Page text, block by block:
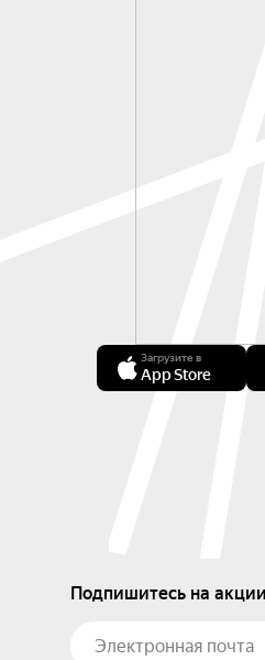
Загрузите в
App Store
Подпишитесь на